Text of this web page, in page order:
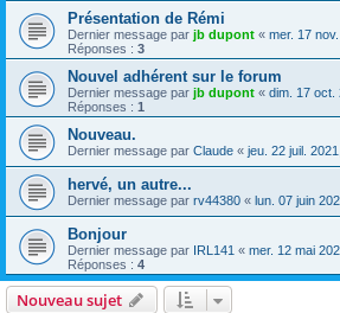
Présentation de Rémi
Dernier message par jb dupont « mer. 17
Réponses : 3
Nouvel adhérent sur le forum
Dernier message par jb dupont « dim. 17 oct.
Réponses : 1
Nouveau.
Dernier message par Claude « jeu. 22 juil.
hervé, un autre...
Dernier message par rv44380 « lun. 07 juin
Bonjour
Dernier message par IRL141 « mer. 12 mai
Réponses : 4
Nouveau sujet